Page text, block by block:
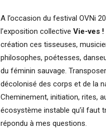
A l’occasion du festival OVNi
l’exposition collective Vie-ves !
création ces tisseuses,
philosophes, poétesses,
du féminin sauvage.
décolonisé des corps et de la
Cheminement, initiation, rites,
écosystème instable qu’il faut
répondu à mes questions.